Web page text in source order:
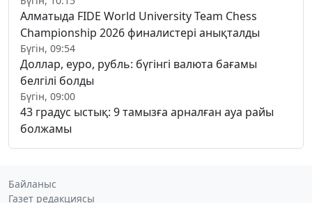
Алматыда FIDE World University Team Chess
Championship 2026 финалистері анықталды
Бүгін, 09:54
Доллар, еуро, рубль: бүгінгі валюта бағамы
белгілі болды
Бүгін, 09:00
43 градус ыстық: 9 тамызға арналған ауа райы
болжамы
Байланыс
Газет редакциясы